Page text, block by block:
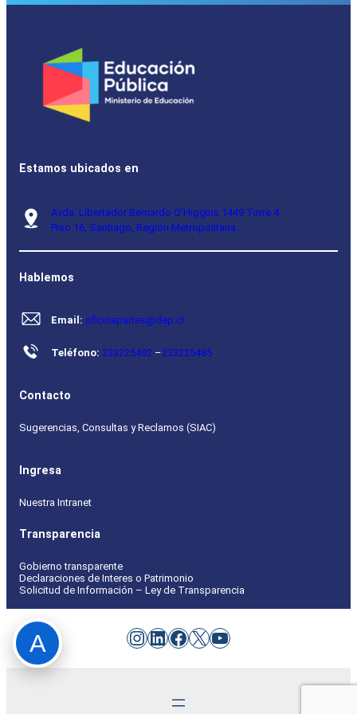
Estamos ubicados en
Avda. Libertador Bernardo O’Higgins 1449 Torre 4
Piso 16, Santiago, Región Metropolitana.
Hablemos
Email: oficinapartes@dep.cl
Teléfono: 233225492 –233225485
Contacto
Sugerencias, Consultas y Reclamos (SIAC)
Ingresa
Nuestra Intranet
Transparencia
Gobierno transparente
Declaraciones de Interes o Patrimonio
Solicitud de Información – Ley de Transparencia
Instagram
LinkedIn
Facebook
X YouTube
A